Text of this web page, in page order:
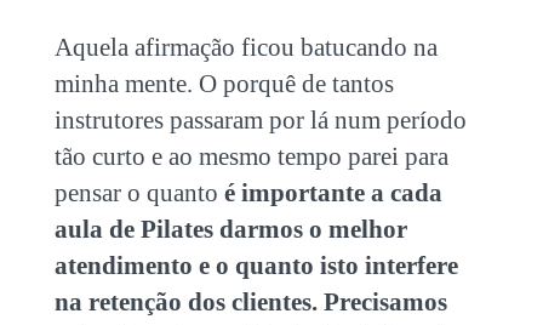
Aquela afirmação ficou batucando na
minha mente. O porquê de tantos
instrutores passaram por lá num período
tão curto e ao mesmo tempo parei para
pensar o quanto é importante a cada
aula de Pilates darmos o melhor
atendimento e o quanto isto interfere
na retenção dos clientes. Precisamos